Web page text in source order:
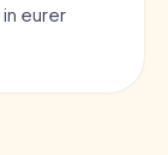
eurer